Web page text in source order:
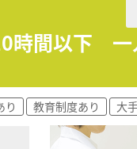
時間以下
り 教育制度あり 大